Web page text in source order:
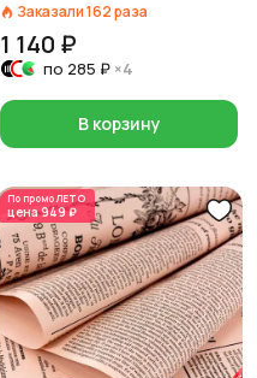
Заказали162раза
1 140 ₽
по 285 ₽ ×4
В корзину
По промоЛЕТО
цена949 ₽